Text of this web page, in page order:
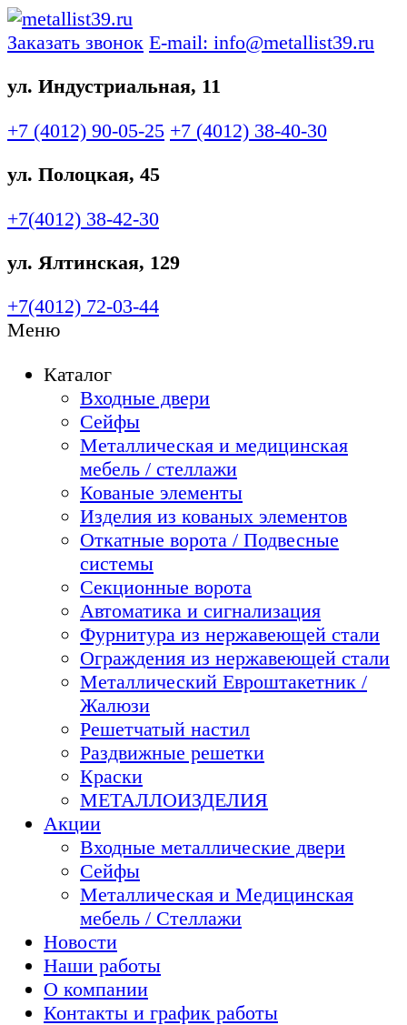
Заказать звонок E-mail: info@metallist39.ru
ул. Индустриальная, 11
+7 (4012) 90-05-25 +7 (4012) 38-40-30
ул. Полоцкая, 45
+7(4012) 38-42-30
ул. Ялтинская, 129
+7(4012) 72-03-44
Меню
Каталог
Входные двери
Сейфы
Металлическая и медицинская
мебель / стеллажи
Кованые элементы
Изделия из кованых элементов
Откатные ворота / Подвесные
системы
Секционные ворота
Автоматика и сигнализация
Фурнитура из нержавеющей стали
Ограждения из нержавеющей стали
Металлический Евроштакетник /
Жалюзи
Решетчатый настил
Раздвижные решетки
Краски
МЕТАЛЛОИЗДЕЛИЯ
Акции
Входные металлические двери
Сейфы
Металлическая и Медицинская
мебель / Стеллажи
Новости
Наши работы
О компании
Контакты и график работы